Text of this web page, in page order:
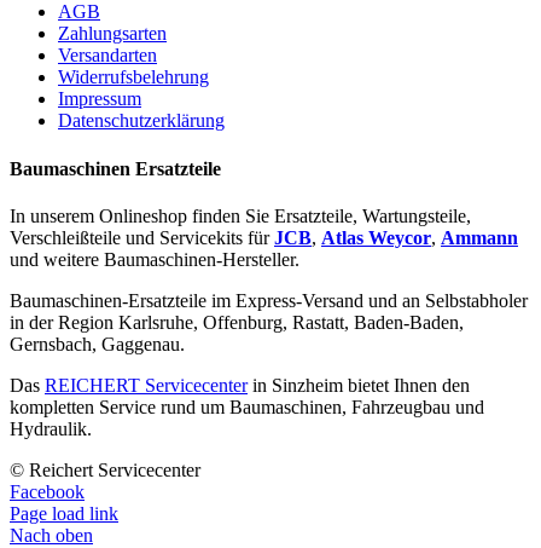
AGB
Zahlungsarten
Versandarten
Widerrufsbelehrung
Impressum
Datenschutzerklärung
Baumaschinen Ersatzteile
In unserem Onlineshop finden Sie Ersatzteile, Wartungsteile,
Verschleißteile und Servicekits fürJCB, Atlas Weycor, Ammann
und weitere Baumaschinen-Hersteller.
Baumaschinen-Ersatzteile im Express-Versand und an Selbstabholer
in der Region Karlsruhe, Offenburg, Rastatt, Baden-Baden,
Gernsbach, Gaggenau.
Das REICHERT Servicecenterin Sinzheim bietet Ihnen den
kompletten Service rund um Baumaschinen, Fahrzeugbau und
Hydraulik.
© Reichert Servicecenter
Facebook
Page load link
Nach oben